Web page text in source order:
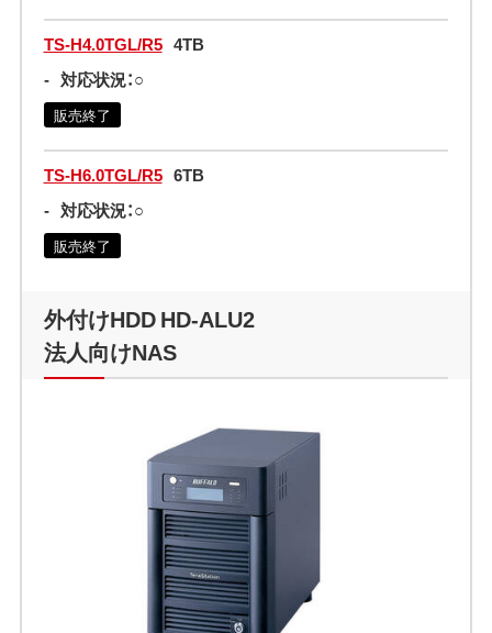
TS-H4.0TGL/R5 4TB
- 対応状況：○
販売終了
TS-H6.0TGL/R5 6TB
- 対応状況：○
販売終了
外付けHDD HD-ALU2
法人向けNAS